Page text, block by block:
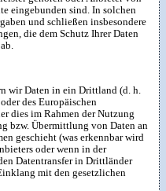
eingebunden sind. In solchen
und schließen insbesondere
die dem Schutz Ihrer Daten
wir Daten in ein Drittland (d. h.
des Europäischen
dies im Rahmen der Nutzung
bzw. Übermittlung von Daten an
geschieht (was erkennbar wird
oder wenn in der
Datentransfer in Drittländer
mit den gesetzlichen